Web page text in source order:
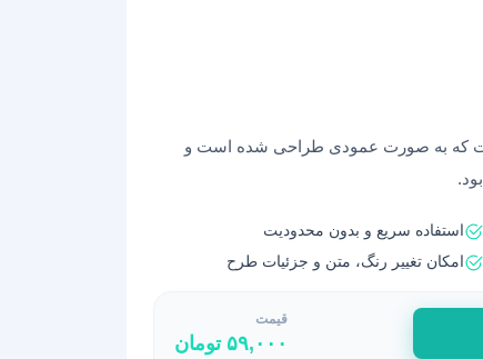
که به صورت عمودی طراحی شده است و
استفاده سریع و بدون محدودیت
امکان تغییر رنگ، متن و جزئیات طرح
قیمت
۵۹,۰۰۰ تومان